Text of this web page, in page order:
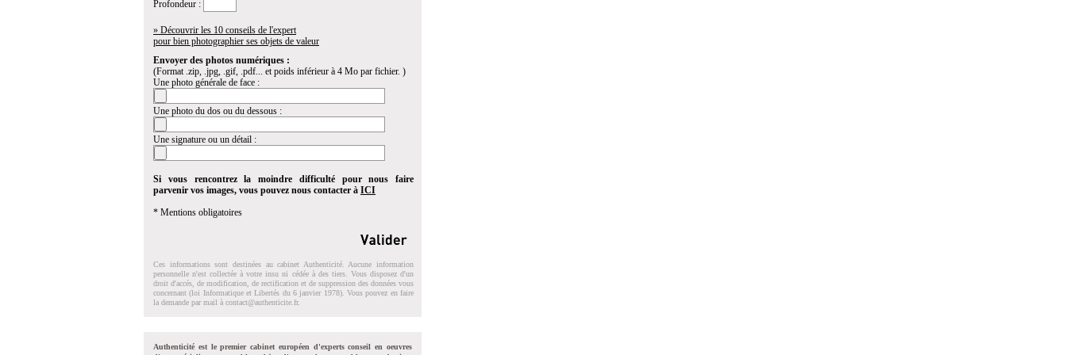
Profondeur :
» Découvrir les 10 conseils de l'expert
pour bien photographier ses objets de valeur
Envoyer des photos numériques :
(Format .zip, .jpg, .gif, .pdf... et poids inférieur à 4 Mo par fichier. )
Une photo générale de face :
Une photo du dos ou du dessous :
Une signature ou un détail :
Si vous rencontrez la moindre difficulté pour nous faire
parvenir vos images, vous pouvez nous contacter à ICI
* Mentions obligatoires
Ces informations sont destinées au cabinet Authenticité. Aucune information
personnelle n'est collectée à votre insu ni cédée à des tiers. Vous disposez d'un
droit d'accés, de modification, de rectification et de suppression des données vous
concernant (loi Informatique et Libertés du 6 janvier 1978). Vous pouvez en faire
la demande par mail à contact@authenticite.fr.
Authenticité est le premier cabinet européen d'experts conseil en oeuvres